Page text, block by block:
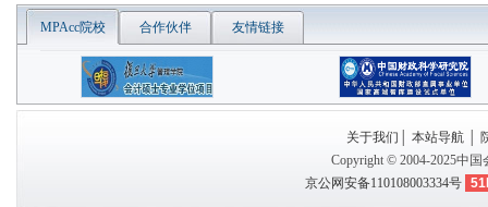
MPAcc院校 合作伙伴 友情链接
关于我们 本站导航│
Copyright © 2004-2025中国
京公网安备110108003334号